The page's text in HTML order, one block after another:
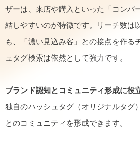
ザーは、来店や購入といった「コンバ
結しやすいのが特徴です。リーチ数は
も、「濃い見込み客」との接点を作る
ュタグ検索は依然として強力です。
ブランド認知とコミュニティ形成に役
独自のハッシュタグ（オリジナルタグ
とのコミュニティを形成できます。